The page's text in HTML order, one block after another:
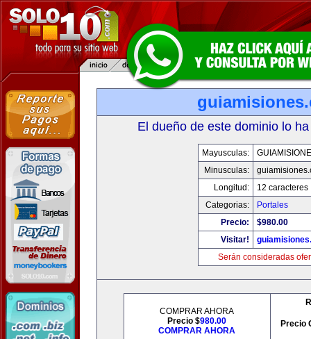
El dueño de este dominio lo
Mayusculas:
Minusculas:
Longitud:
12 caracteres
Categorias:
Portales
Precio:
$980.00
Visitar!
Serán consideradas
COMPRAR AHORA
Precio $980.00
COMPRAR AHORA
Precio